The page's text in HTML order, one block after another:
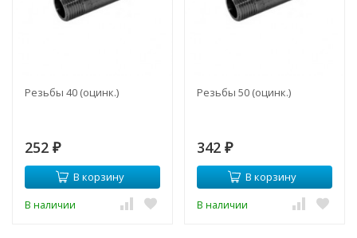
Резьбы 40 (оцинк.)
252 ₽
В корзину
В наличии
Резьбы 50 (оцинк.)
342 ₽
В корзину
В наличии